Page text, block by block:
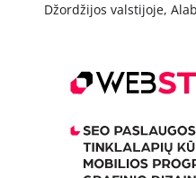
Džordžijos valstijoje,